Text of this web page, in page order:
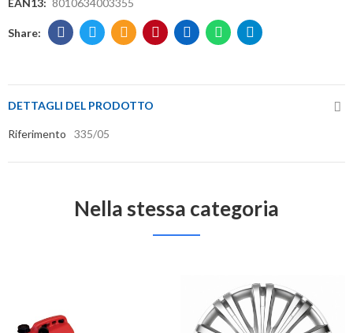
EAN13: 8010634003355
DETTAGLI DEL PRODOTTO
Riferimento 335/05
Nella stessa categoria